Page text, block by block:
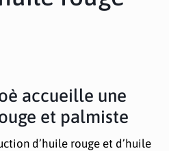
accueille une
et palmiste
d’huile rouge et d’huile